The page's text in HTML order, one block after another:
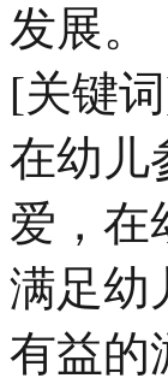
发展。
[关键
在幼儿
爱，在
满足幼
有益的